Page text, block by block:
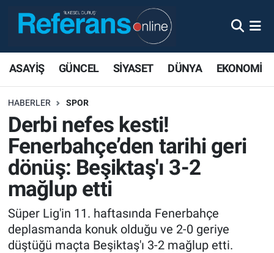
ASAYİŞ GÜNCEL SİYASET DÜNYA EKONOMİ
HABERLER SPOR
Derbi nefes kesti!
Fenerbahçe’den tarihi geri
dönüş: Beşiktaş'ı 3-2
mağlup etti
Süper Lig'in 11. haftasında Fenerbahçe
deplasmanda konuk olduğu ve 2-0 geriye
düştüğü maçta Beşiktaş'ı 3-2 mağlup etti.